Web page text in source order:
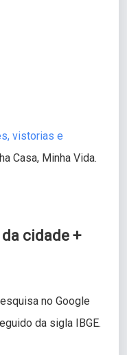
vistorias e
Casa, Minha Vida.
cidade +
no Google
da sigla IBGE.